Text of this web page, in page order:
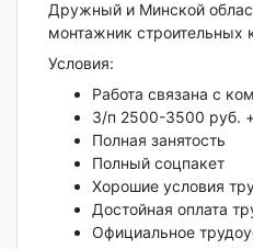
Дружный и Минской
монтажник строительных
Условия:
Работа связана с
З/п 2500-3500 руб.
Полная занятость
Полный соцпакет
Хорошие условия
Достойная оплата
Официальное